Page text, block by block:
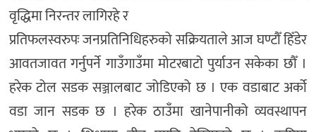
वृद्धिमा निरन्तर लागिरहे र
प्रतिफलस्वरुपः जनप्रतिनिधिहरुको सक्रियताले आज घण्टौँ हिँडेर
आवतजावत गर्नुपर्ने गाउँगाउँमा मोटरबाटो पुर्याउन सकेका छौँ ।
हरेक टोल सडक सञ्जालबाट जोडिएको छ । एक वडाबाट अर्को
वडा जान सडक छ । हरेक ठाउँमा खानेपानीको व्यवस्थापन